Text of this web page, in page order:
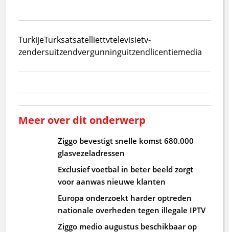
TurkijeTurksatsatelliettvtelevisietv-
zendersuitzendvergunninguitzendlicentiemedia
Meer over dit onderwerp
Ziggo bevestigt snelle komst 680.000
glasvezeladressen
Exclusief voetbal in beter beeld zorgt
voor aanwas nieuwe klanten
Europa onderzoekt harder optreden
nationale overheden tegen illegale IPTV
Ziggo medio augustus beschikbaar op